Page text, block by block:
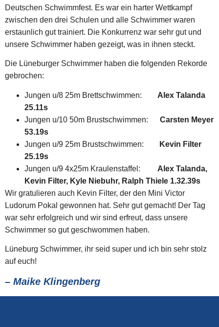
Deutschen Schwimmfest. Es war ein harter Wettkampf
zwischen den drei Schulen und alle Schwimmer waren
erstaunlich gut trainiert. Die Konkurrenz war sehr gut und
unsere Schwimmer haben gezeigt, was in ihnen steckt.
Die Lüneburger Schwimmer haben die folgenden Rekorde
gebrochen:
Jungen u/8 25m Brettschwimmen: Alex Talanda
25.11s
Jungen u/10 50m Brustschwimmen: Carsten Meyer
53.19s
Jungen u/9 25m Brustschwimmen:
Kevin Filter
25.19s
Jungen u/9 4x25m Kraulenstaffel: Alex Talanda,
Kevin Filter, Kyle Niebuhr, Ralph Thiele 1.32.39s
Wir gratulieren auch Kevin Filter, der den Mini Victor
Ludorum Pokal gewonnen hat. Sehr gut gemacht! Der Tag
war sehr erfolgreich und wir sind erfreut, dass unsere
Schwimmer so gut geschwommen haben.
Lüneburg Schwimmer, ihr seid super und ich bin sehr stolz
auf euch!
– Maike Klingenberg